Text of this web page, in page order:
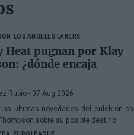
LOS ANGELES LAKERS
Heat pugnan por Klay
¿dónde encaja
Rubio - 07 Aug 2026
últimas novedades del culebrón en
sobre su posible destino.